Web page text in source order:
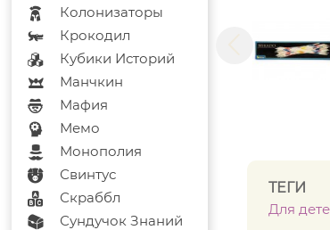
Колонизаторы
Крокодил
Кубики Историй
Манчкин
Мафия
Мемо
Монополия
Свинтус
Скраббл
Сундучок Знаний
ТЕГИ
Для